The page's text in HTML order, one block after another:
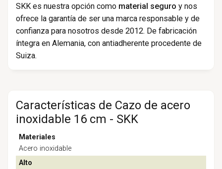
SKK es nuestra opción comomaterial seguro y nos
ofrece la garantía de ser una marca responsable y de
confianza para nosotros desde 2012. De fabricación
íntegra en Alemania, con antiadherente procedente de
Suiza.
Características de Cazo de acero
inoxidable 16 cm - SKK
Materiales
Acero inoxidable
Alto